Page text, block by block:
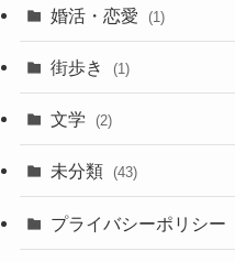
婚活・恋愛 (1)
街歩き (1)
文学 (2)
未分類 (43)
プライバシーポリシー